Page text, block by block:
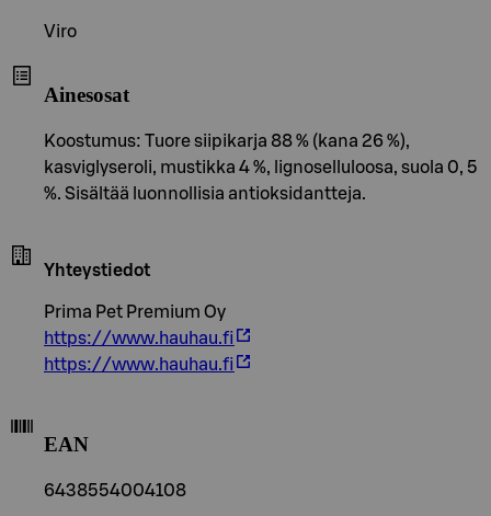
Viro
Ainesosat
Koostumus: Tuore siipikarja 88 % (kana 26 %),
kasviglyseroli, mustikka 4 %, lignoselluloosa, suola 0, 5
%. Sisältää luonnollisia antioksidantteja.
Yhteystiedot
Prima Pet Premium Oy
https://www.hauhau.fi
https://www.hauhau.fi
EAN
6438554004108